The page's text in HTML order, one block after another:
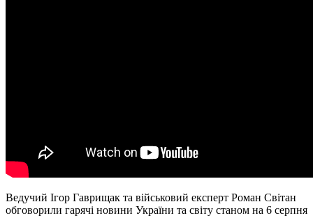
Ведучий Ігор Гаврищак та військовий експерт Роман Світан
обговорили гарячі новини України та світу станом на 6 серпня